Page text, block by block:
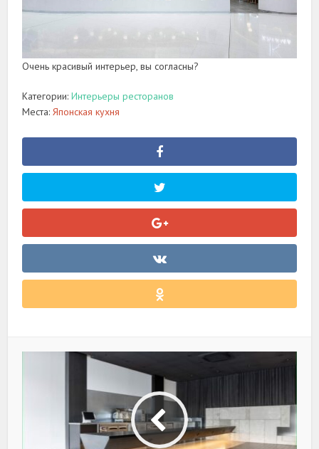
Очень красивый интерьер, вы согласны?
Категории:Интерьеры ресторанов
Места:Японская кухня